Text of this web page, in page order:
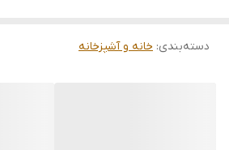
دسته‌بندی: خانه و آشپزخانه